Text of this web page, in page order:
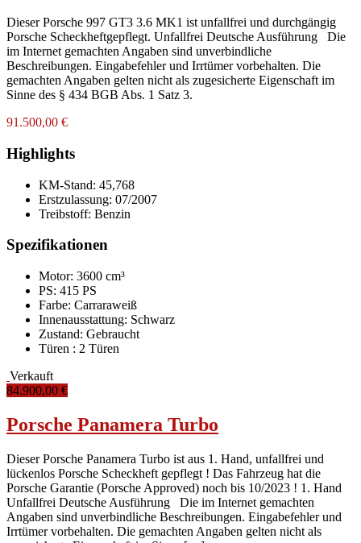
Dieser Porsche 997 GT3 3.6 MK1 ist unfallfrei und durchgängig
Porsche Scheckheftgepflegt. Unfallfrei Deutsche Ausführung Die
im Internet gemachten Angaben sind unverbindliche
Beschreibungen. Eingabefehler und Irrtümer vorbehalten. Die
gemachten Angaben gelten nicht als zugesicherte Eigenschaft im
Sinne des § 434 BGB Abs. 1 Satz 3.
91.500,00 €
Highlights
KM-Stand: 45,768
Erstzulassung: 07/2007
Treibstoff: Benzin
Spezifikationen
Motor: 3600 cm³
PS: 415 PS
Farbe: Carraraweiß
Innenausstattung: Schwarz
Zustand: Gebraucht
Türen : 2 Türen
Verkauft
84.900,00 €
Porsche Panamera Turbo
Dieser Porsche Panamera Turbo ist aus 1. Hand, unfallfrei und
lückenlos Porsche Scheckheft gepflegt ! Das Fahrzeug hat die
Porsche Garantie (Porsche Approved) noch bis 10/2023 ! 1. Hand
Unfallfrei Deutsche Ausführung Die im Internet gemachten
Angaben sind unverbindliche Beschreibungen. Eingabefehler und
Irrtümer vorbehalten. Die gemachten Angaben gelten nicht als